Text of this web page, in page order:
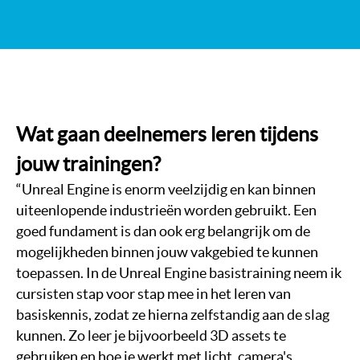
Wat gaan deelnemers leren tijdens
jouw trainingen?
“Unreal Engine is enorm veelzijdig en kan binnen
uiteenlopende industrieën worden gebruikt. Een
goed fundament is dan ook erg belangrijk om de
mogelijkheden binnen jouw vakgebied te kunnen
toepassen. In de Unreal Engine basistraining neem ik
cursisten stap voor stap mee in het leren van
basiskennis, zodat ze hierna zelfstandig aan de slag
kunnen. Zo leer je bijvoorbeeld 3D assets te
gebruiken en hoe je werkt met licht, camera's,